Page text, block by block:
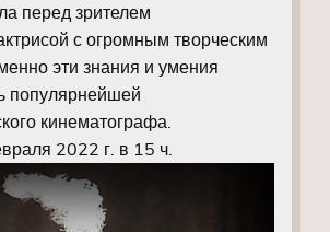
перед зрителем
с огромным творческим
эти знания и умения
популярнейшей
кинематографа.
2022 г. в 15 ч.